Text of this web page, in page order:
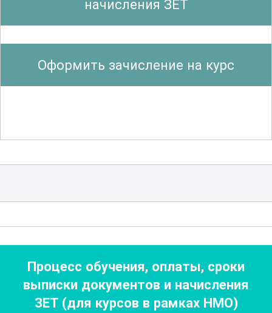
гигиенических стандартов при работе с
является изучение алгоритмов
действий в случае выявления
планов профилактических
мер для медицинского персонала, а
также о роли информационных
технологий в мониторинге и
управлении инфекционной
безопасностью. Также
начисления ЗЕТ
Оформить зачисление на курс
Процесс обучения, оплаты, сроки
выписки документов и начисления
ЗЕТ (для курсов в рамках НМО)